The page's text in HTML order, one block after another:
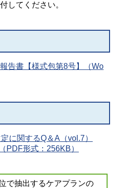
してください。
告書【様式包第8号】（Wo
に関するQ＆A（vol.7）
PDF形式：256KB）
で抽出するケアプランの